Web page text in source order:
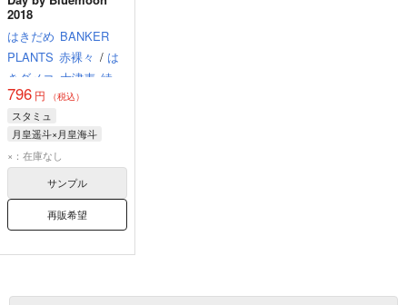
2018
はきだめ BANKER
PLANTS 赤裸々 / は
きダメコ 大津麦 綾瀬
りょう
796 円 （税込）
スタミュ
月皇遥斗×月皇海斗
月皇海斗
×：在庫なし
サンプル
再販希望